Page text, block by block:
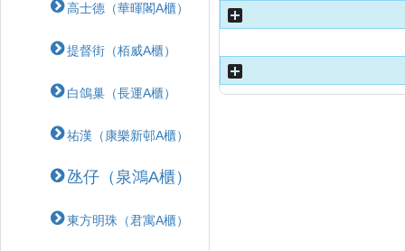
高士德（華暉閣A櫃）
提督街（栢威A櫃）
白鴿巢（長運A櫃）
祐漢（康樂新邨A櫃）
氹仔（泉鴻A櫃）
東方明珠（君寓A櫃）